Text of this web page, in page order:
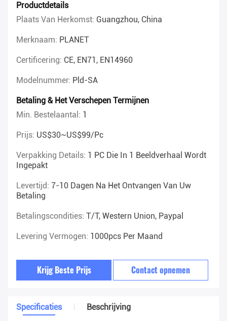
Productdetails
Plaats Van Herkomst: Guangzhou, China
Merknaam: PLANET
Certificering: CE, EN71, EN14960
Modelnummer: Pld-SA
Betaling & Het Verschepen Termijnen
Min. Bestelaantal: 1
Prijs: US$30~US$99/pc
Verpakking Details: 1 PC Die In 1 Beeldverhaal Wordt
Ingepakt
Levertijd: 7-10 Dagen Na Het Ontvangen Van Uw
Betaling
Betalingscondities: T/T, Western Union, Paypal
Levering Vermogen: 1000pcs Per Maand
Krijg Beste Prijs Contact opnemen
Specificaties Beschrijving